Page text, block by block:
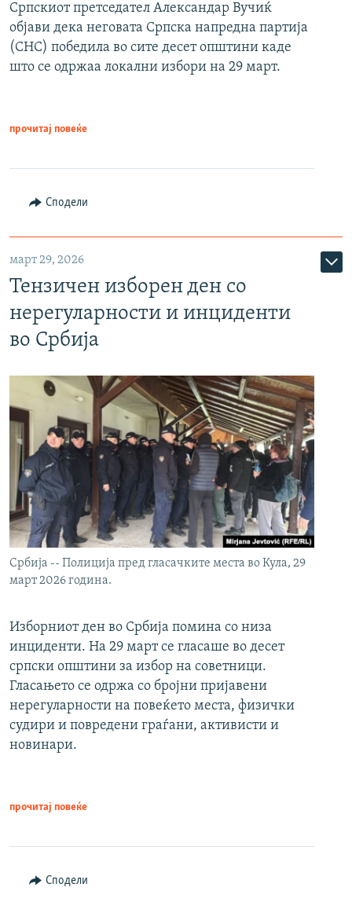
Српскиот претседател Александар Вучиќ
објави дека неговата Српска напредна партија
(СНС) победила во сите десет општини каде
што се одржаа локални избори на 29 март.
прочитај повеќе
Сподели
март 29, 2026
Тензичен изборен ден со
нерегуларности и инциденти
во Србија
Србија -- Полиција пред гласачките места во Кула, 29
март 2026 година.
Изборниот ден во Србија помина со низа
инциденти. На 29 март се гласаше во десет
српски општини за избор на советници.
Гласањето се одржа со бројни пријавени
нерегуларности на повеќето места, физички
судири и повредени граѓани, активисти и
новинари.
прочитај повеќе
Сподели